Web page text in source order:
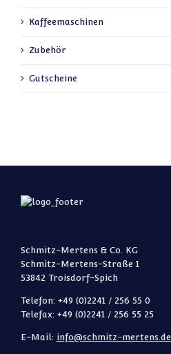
Kaffeemaschinen
Zubehör
Gutscheine
Schmitz-Mertens & Co. KG
Schmitz-Mertens-Straße 1
53842 Troisdorf-Spich
Telefon: +49 (0)2241 / 256 55 0
Telefax: +49 (0)2241 / 256 55 25
E-Mail: info@schmitz-mertens.de